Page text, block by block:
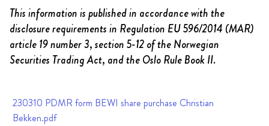
This information is published in accordance with the
disclosure requirements in Regulation EU 596/2014 (MAR)
article 19 number 3, section 5-12 of the Norwegian
Securities Trading Act, and the Oslo Rule Book II.
230310 PDMR form BEWI share purchase Christian
Bekken.pdf